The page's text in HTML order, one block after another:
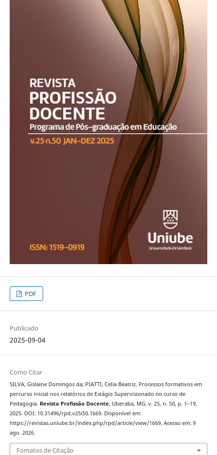
PDF
Publicado
2025-09-04
Como Citar
SILVA, Gislaine Domingos da; PIATTI, Celia Beatriz. Processos formativos em
percurso inicial nos relatórios de Estágio Supervisionado no curso de
Pedagogia. Revista Profissão Docente, Uberaba, MG, v. 25, n. 50, p. 1–19,
2025. DOI: 10.31496/rpd.v25i50.1669. Disponível em:
https://revistas.uniube.br/index.php/rpd/article/view/1669. Acesso em: 9
ago. 2026.
Fomatos de Citação